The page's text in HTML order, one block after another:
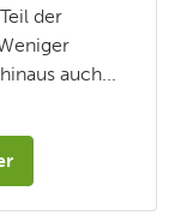
der
auch...